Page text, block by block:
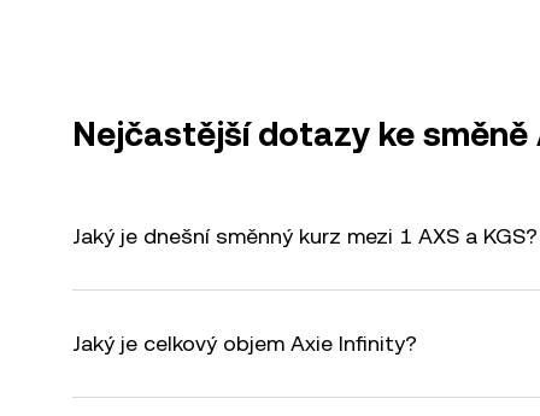
Nejčastější dotazy ke směně
Jaký je dnešní směnný kurz mezi 1 AXS a KGS?
Jaký je celkový objem Axie Infinity?